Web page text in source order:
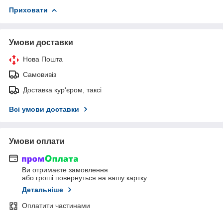
Приховати
Умови доставки
Нова Пошта
Самовивіз
Доставка кур'єром, таксі
Всі умови доставки
Умови оплати
Ви отримаєте замовлення
або гроші повернуться на вашу картку
Детальніше
Оплатити частинами